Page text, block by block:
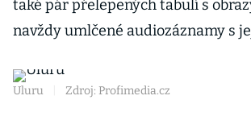
také pár přelepených tabulí s
navždy umlčené audiozáznamy s
Uluru Zdroj: Profimedia.cz